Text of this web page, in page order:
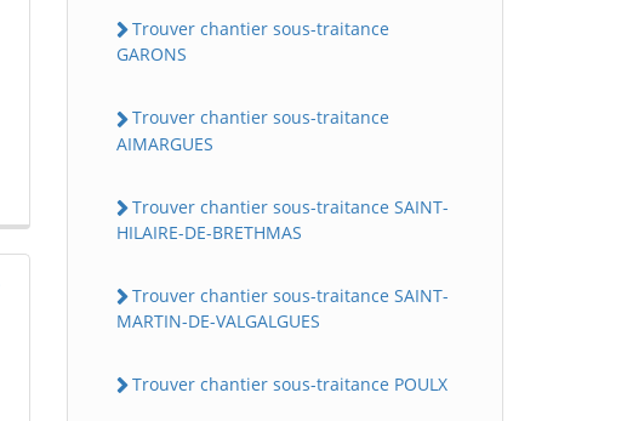
Trouver chantier sous-traitance
GARONS
Trouver chantier sous-traitance
AIMARGUES
Trouver chantier sous-traitance SAINT-
HILAIRE-DE-BRETHMAS
Trouver chantier sous-traitance SAINT-
MARTIN-DE-VALGALGUES
Trouver chantier sous-traitance POULX